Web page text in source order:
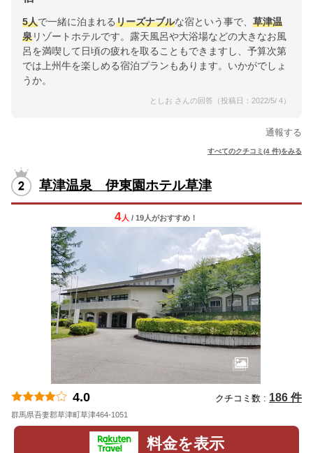
5人で一緒に泊まれるリーズナブルな宿という事で、 草津温
泉リゾートホテルです。露天風呂や大浴場などの大きなお風
呂を満喫して日頃の疲れを取ることもできますし、予算次第
では上州牛を楽しめる宿泊プランもあります。いかがでしょ
うか。
としお さんの回答（投稿日：2022/5/ 4）
通報する
すべてのクチコミ(4 件)をみる
草津温泉 伊東園ホテル草津
4人 / 19人がおすすめ！
4.0 クチコミ数 : 186 件
群馬県吾妻郡草津町草津464-1051
料金を表示